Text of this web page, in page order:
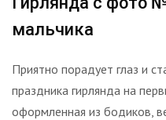
мальчика
Приятно порадует глаз и
праздника гирлянда на
оформленная из бодиков,